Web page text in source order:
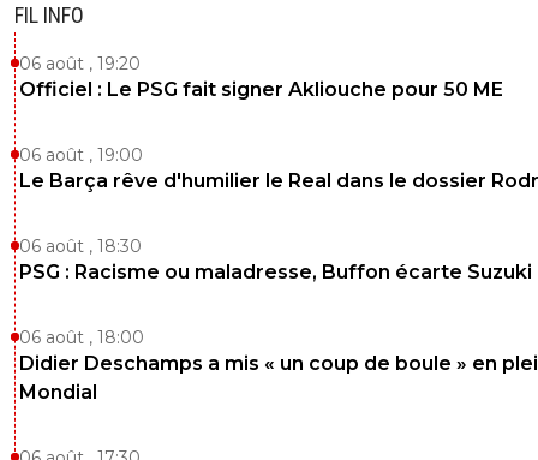
FIL INFO
06 août , 19:20
Officiel : Le PSG fait signer Akliouche pour 50 ME
06 août , 19:00
Le Barça rêve d'humilier le Real dans le dossier
06 août , 18:30
PSG : Racisme ou maladresse, Buffon écarte Suzuki
06 août , 18:00
Didier Deschamps a mis « un coup de boule » en
Mondial